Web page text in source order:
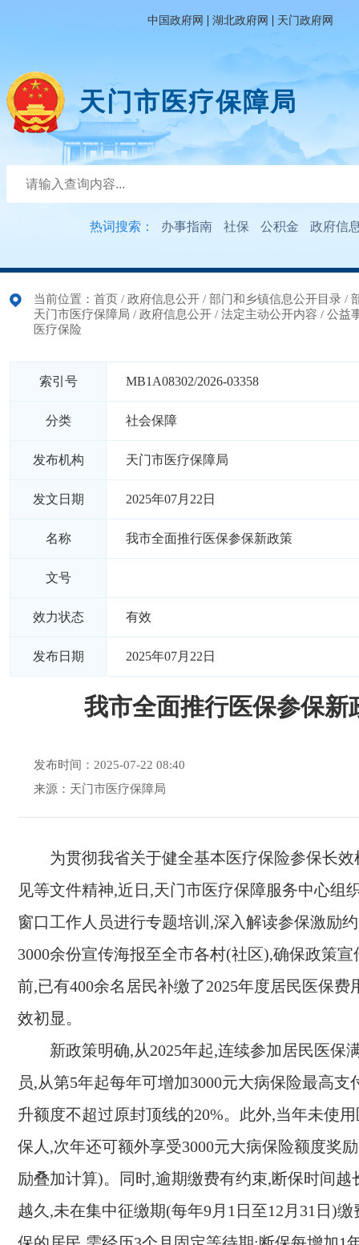
中国政府网 | 湖北政府网 | 天门政府网
天门市医疗保障局
热词搜索： 办事指南 社保 公积金 政府信
当前位置： 首页 / 政府信息公开 / 部门和乡镇信息公开目录 /
天门市医疗保障局 / 政府信息公开 / 法定主动公开内容 / 公益
医疗保险
索引号 MB1A08302/2026-03358
分类 社会保障
发布机构 天门市医疗保障局
发文日期 2025年07月22日
名称 我市全面推行医保参保新政策
文号
效力状态 有效
发布日期 2025年07月22日
我市全面推行医保参保新
发布时间：2025-07-22 08:40
来源：天门市医疗保障局
为贯彻我省关于健全基本医疗保险参保长
见等文件精神,近日,天门市医疗保障服务中心组
窗口工作人员进行专题培训,深入解读参保激励
3000余份宣传海报至全市各村(社区),确保政策
前,已有400余名居民补缴了2025年度居民医保费
效初显。
新政策明确,从2025年起,连续参加居民医保
员,从第5年起每年可增加3000元大病保险最高支
升额度不超过原封顶线的20%。此外,当年未使
保人,次年还可额外享受3000元大病保险额度奖
励叠加计算)。同时,逾期缴费有约束,断保时间越
越久,未在集中征缴期(每年9月1日至12月31日)